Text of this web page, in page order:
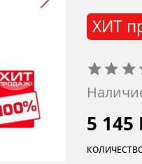
ХИТ
5 145